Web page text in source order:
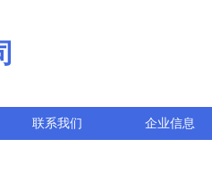
联系我们 企业信息